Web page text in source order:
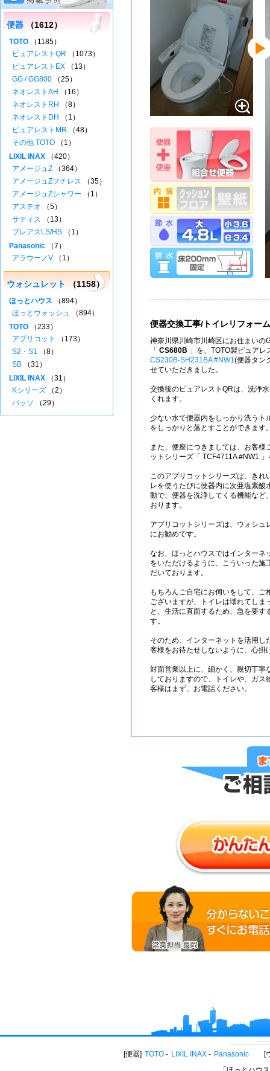
便器交換工事/トイレリフォーム
神奈川県川崎市川崎区にお住まいの
「 CS680B 」を、TOTO製ピュア
CS230B-SH231BA #NW1(便器タン
せていただきました。
交換後のピュアレストQRは、洗浄
くれます。
少ない水で便器内をしっかり洗うト
をしっかりと落とすことができます
また、便座につきましては、お客様
ットシリーズ「 TCF4711A #NW1
このアプリコットシリーズは、きれ
レを使うたびに便器内に次亜塩素酸
動で、便器を洗浄してくる機能など
おります。
アプリコットシリーズは、ウォシュ
にお勧めです。
なお、ほっとハウスではインターネ
をいただけるように、こういった施
だいております。
もちろんご自宅にお伺いをして、ご
ございますが、トイレは壊れてしま
と、生活に直面するため、急を要す
す。
そのため、インターネットを活用し
客様をお待たせしないように、心掛
対面営業以上に、細かく、親切丁寧
しておりますので、トイレや、ガス
客様はまず、お電話ください。
便器 （1612）
TOTO （1185）
ピュアレストQR （1073）
ピュアレストEX （13）
GG / GG800 （25）
ネオレストAH
（16）
ネオレストRH
（8）
ネオレストDH
（1）
ピュアレストMR （48）
その他 TOTO （1）
LIXIL INAX （420）
アメージュZ （364）
アメージュZフチレス （35）
アメージュZシャワー （1）
アステオ （5）
サティス （13）
プレアスLS/HS （1）
Panasonic （7）
アラウーノV （1）
ウォシュレット （1158）
ほっとハウス （894）
ほっとウォッシュ （894）
TOTO （233）
アプリコット
（173）
S2・S1 （8）
SB （31）
LIXIL INAX （31）
Kシリーズ （2）
パッソ （29）
便器 TOTO LIXIL INAX Panasonic